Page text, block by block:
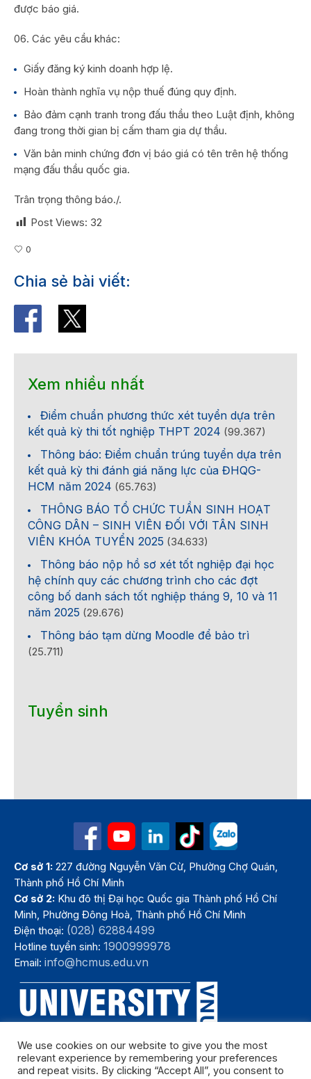
được báo giá.
Các yêu cầu khác:
Giấy đăng ký kinh doanh hợp lệ.
Hoàn thành nghĩa vụ nộp thuế đúng quy định.
Bảo đảm cạnh tranh trong đấu thầu theo Luật định, không
đang trong thời gian bị cấm tham gia dự thầu.
Văn bản minh chứng đơn vị báo giá có tên trên hệ thống
mạng đấu thầu quốc gia.
Trân trọng thông báo./.
Post Views: 32
0
Chia sẻ bài viết:
Xem nhiều nhất
Điểm chuẩn phương thức xét tuyển dựa trên
kết quả kỳ thi tốt nghiệp THPT 2024 (99.367)
Thông báo: Điểm chuẩn trúng tuyển dựa trên
kết quả kỳ thi đánh giá năng lực của ĐHQG-
HCM năm 2024 (65.763)
THÔNG BÁO TỔ CHỨC TUẦN SINH HOẠT
CÔNG DÂN – SINH VIÊN ĐỐI VỚI TÂN SINH
VIÊN KHÓA TUYỂN 2025 (34.633)
Thông báo nộp hồ sơ xét tốt nghiệp đại học
hệ chính quy các chương trình cho các đợt
công bố danh sách tốt nghiệp tháng 9, 10 và 11
năm 2025 (29.676)
Thông báo tạm dừng Moodle để bảo trì
(25.711)
Tuyển sinh
Cơ sở 1: 227 đường Nguyễn Văn Cừ, Phường Chợ Quán,
Thành phố Hồ Chí Minh
Cơ sở 2: Khu đô thị Đại học Quốc gia Thành phố Hồ Chí
Minh, Phường Đông Hoà, Thành phố Hồ Chí Minh
Điện thoại: (028) 62884499
Hotline tuyển sinh:1900999978
Email:info@hcmus.edu.vn
We use cookies on our website to give you the most
relevant experience by remembering your preferences
and repeat visits. By clicking “Accept All”, you consent to